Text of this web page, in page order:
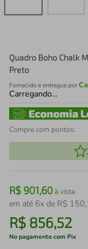
Quadro Boho Chalk
Preto
Fornecido e entregue por
Carregando…
Compre com pontos:
R$ 901,60à vista
em até 6x de R$ 150,
R$ 856,52
No pagamento com Pix